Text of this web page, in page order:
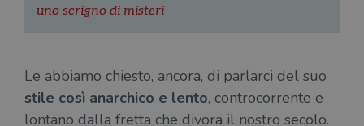
uno scrigno di misteri
Le abbiamo chiesto, ancora, di parlarci del suo
stile così anarchico e lento, controcorrente e
lontano dalla fretta che divora il nostro secolo.